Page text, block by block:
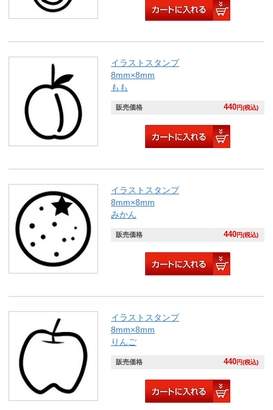
イラストスタンプ
8mm×8mm
もも
販売価格 440円(税込)
イラストスタンプ
8mm×8mm
みかん
販売価格 440円(税込)
イラストスタンプ
8mm×8mm
りんご
販売価格 440円(税込)